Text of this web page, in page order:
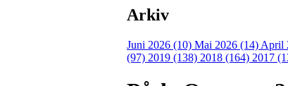
Arkiv
Juni 2026 (10) Mai 2026 (14) April
(97) 2019 (138) 2018 (164) 2017